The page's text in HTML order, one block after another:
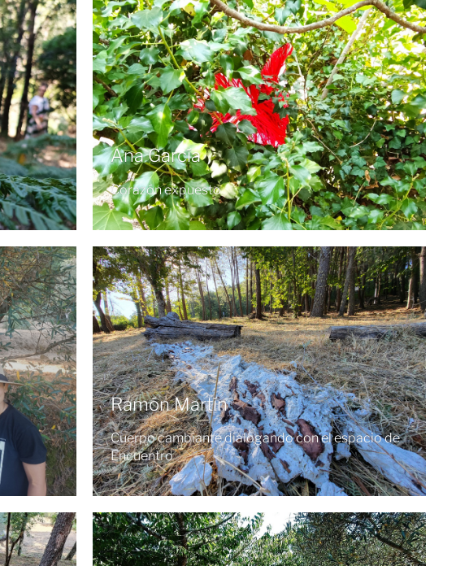
Ana García
Corazón expuesto
Ramón Martín
Cuerpo cambiante dialogando con el espacio de
Encuentro